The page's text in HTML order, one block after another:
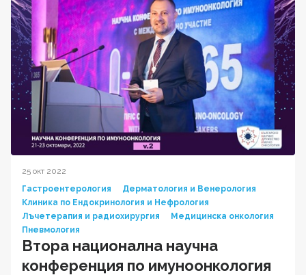
25 окт 2022
Гастроентерология
Дерматология и Венерология
Клиника по Ендокринология и Нефрология
Лъчетерапия и радиохирургия
Медицинска онкология
Пневмология
Втора национална научна
конференция по имуноонкология